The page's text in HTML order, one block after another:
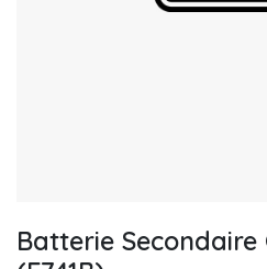
Batterie Secondaire